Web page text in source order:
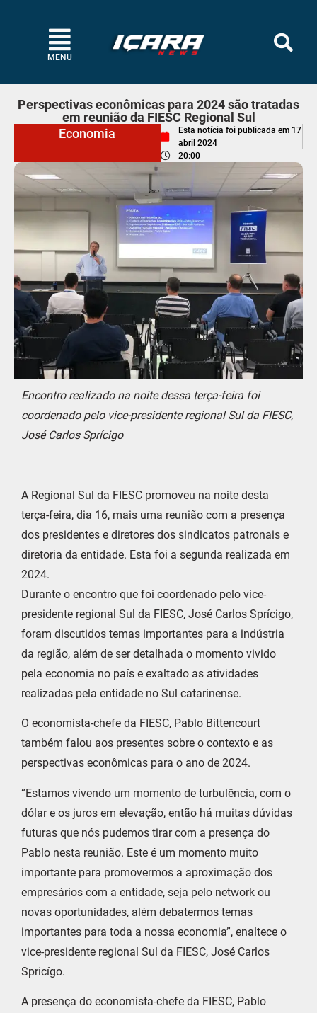
MENU
Perspectivas econômicas para 2024 são tratadas
em reunião da FIESC Regional Sul
Economia
Esta notícia foi publicada em 17
abril 2024
20:00
Encontro realizado na noite dessa terça-feira foi
coordenado pelo vice-presidente regional Sul da FIESC,
José Carlos Sprícigo
A Regional Sul da FIESC promoveu na noite desta
terça-feira, dia 16, mais uma reunião com a presença
dos presidentes e diretores dos sindicatos patronais e
diretoria da entidade. Esta foi a segunda realizada em
2024.
Durante o encontro que foi coordenado pelo vice-
presidente regional Sul da FIESC, José Carlos Sprícigo,
foram discutidos temas importantes para a indústria
da região, além de ser detalhada o momento vivido
pela economia no país e exaltado as atividades
realizadas pela entidade no Sul catarinense.
O economista-chefe da FIESC, Pablo Bittencourt
também falou aos presentes sobre o contexto e as
perspectivas econômicas para o ano de 2024.
“Estamos vivendo um momento de turbulência, com o
dólar e os juros em elevação, então há muitas dúvidas
futuras que nós pudemos tirar com a presença do
Pablo nesta reunião. Este é um momento muito
importante para promovermos a aproximação dos
empresários com a entidade, seja pelo network ou
novas oportunidades, além debatermos temas
importantes para toda a nossa economia”, enaltece o
vice-presidente regional Sul da FIESC, José Carlos
Spricígo.
A presença do economista-chefe da FIESC, Pablo